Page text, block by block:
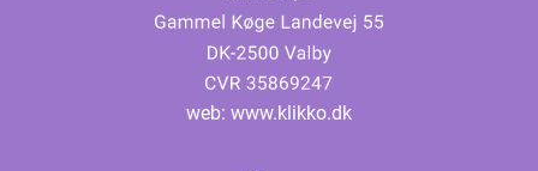
web: www.klikko.dk